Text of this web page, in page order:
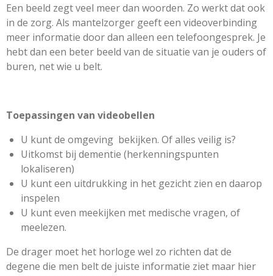
Een beeld zegt veel meer dan woorden. Zo werkt dat ook
in de zorg. Als mantelzorger geeft een videoverbinding
meer informatie door dan alleen een telefoongesprek. Je
hebt dan een beter beeld van de situatie van je ouders of
buren, net wie u belt.
Toepassingen van videobellen
U kunt de omgeving bekijken. Of alles veilig is?
Uitkomst bij dementie (herkenningspunten
lokaliseren)
U kunt een uitdrukking in het gezicht zien en daarop
inspelen
U kunt even meekijken met medische vragen, of
meelezen.
De drager moet het horloge wel zo richten dat de
degene die men belt de juiste informatie ziet maar hier